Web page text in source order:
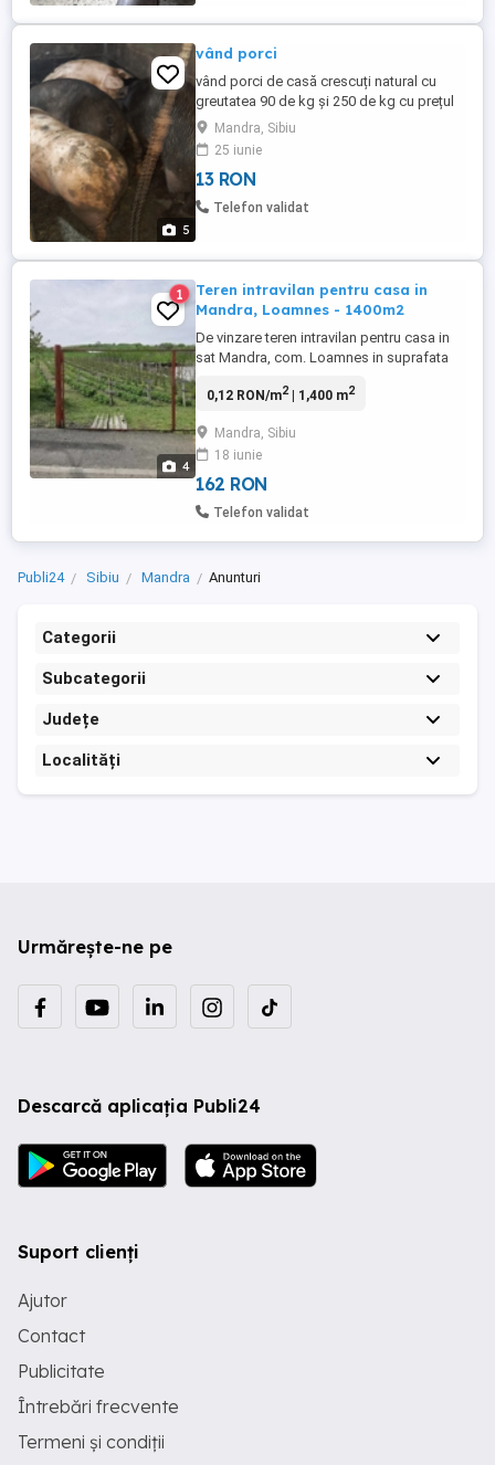
5
vând porci
vând porci de casă crescuți natural cu
greutatea 90 de kg și 250 de kg cu prețul
cuprins între 13 și 15 lei poate asigura
transport contra cost
Mandra, Sibiu
25 iunie
13 RON
Telefon validat
4
1
Teren intravilan pentru casa in
Mandra, Loamnes - 1400m2
De vinzare teren intravilan pentru casa in
sat Mandra, com. Loamnes in suprafata
60m, respectiv 67,71m, iar in spate
trase pe proprietate, curent si gaz la limita
proprietatii. Imprejmuit cu gard de plasa si
zi in ...
0,12 RON/m2| 1,400 m2
Mandra, Sibiu
18 iunie
162 RON
Telefon validat
Publi24 Sibiu Mandra Anunturi
Categorii
Subcategorii
Județe
Localități
Urmărește-ne pe
Descarcă aplicația Publi24
Suport clienți
Ajutor
Contact
Publicitate
Întrebări frecvente
Termeni și condiții